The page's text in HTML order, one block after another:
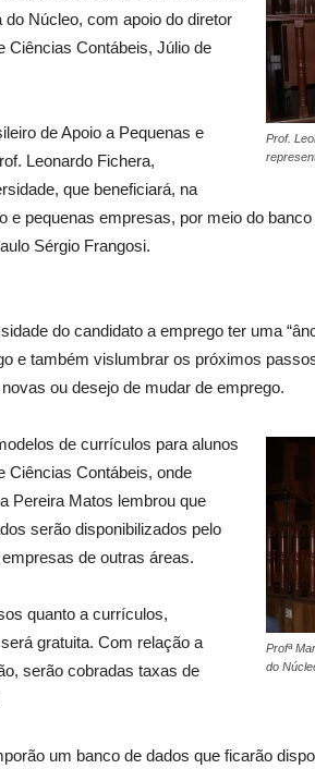
Prof.
do Núcleo, com apoio do diretor
Ciências Contábeis, Júlio de
de Apoio a Pequenas e
Leonardo Fichera,
que beneficiará, na
e pequenas empresas, por meio do
Sérgio Frangosi.
do candidato a emprego ter uma
e também vislumbrar os próximos
ou desejo de mudar de emprego.
Profª
do
de currículos para alunos
Ciências Contábeis, onde
Pereira Matos lembrou que
serão disponibilizados pelo
de outras áreas.
quanto a currículos,
gratuita. Com relação a
serão cobradas taxas de
um banco de dados que ficarão